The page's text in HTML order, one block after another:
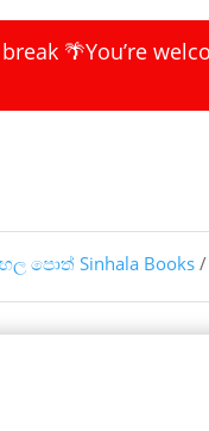
🌴You’re
පොත් Sinhala Books